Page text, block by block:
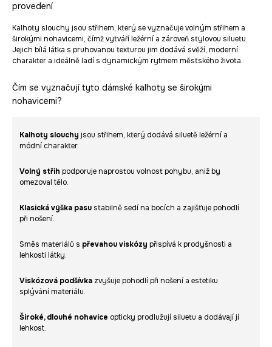
provedení
Kalhoty slouchy jsou střihem, který se vyznačuje volným střihem a
širokými nohavicemi, čímž vytváří ležérní a zároveň stylovou siluetu.
Jejich bílá látka s pruhovanou texturou jim dodává svěží, moderní
charakter a ideálně ladí s dynamickým rytmem městského života.
Čím se vyznačují tyto dámské kalhoty se širokými
nohavicemi?
Kalhoty slouchy jsou střihem, který dodává siluetě ležérní a
módní charakter.
Volný střih podporuje naprostou volnost pohybu, aniž by
omezoval tělo.
Klasická výška pasu stabilně sedí na bocích a zajišťuje pohodlí
při nošení.
Směs materiálů s převahou viskózy přispívá k prodyšnosti a
lehkosti látky.
Viskózová podšívka zvyšuje pohodlí při nošení a estetiku
splývání materiálu.
Široké, dlouhé nohavice opticky prodlužují siluetu a dodávají jí
lehkost.